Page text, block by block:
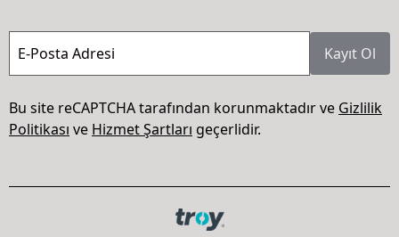
E-Posta Adresi Kayıt Ol
Bu site reCAPTCHA tarafından korunmaktadır ve Gizlilik
Politikası ve Hizmet Şartları geçerlidir.